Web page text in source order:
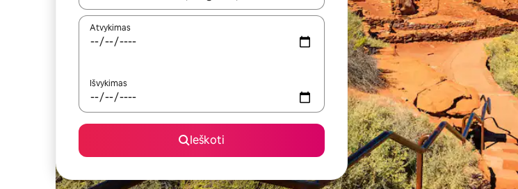
Atvykimas
Išvykimas
Ieškoti